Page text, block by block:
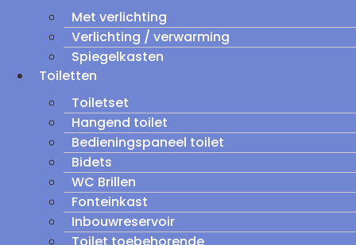
Met verlichting
Verlichting / verwarming
Spiegelkasten
Toiletten
Toiletset
Hangend toilet
Bedieningspaneel toilet
Bidets
WC Brillen
Fonteinkast
Inbouwreservoir
Toilet toebehorende